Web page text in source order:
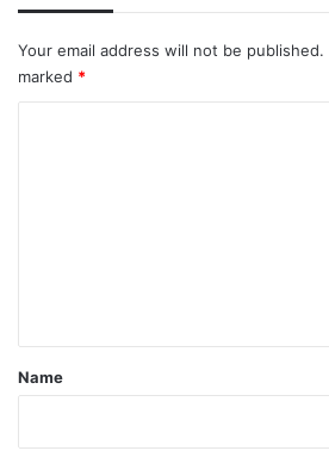
Your email address will not be published.
marked *
*
Name